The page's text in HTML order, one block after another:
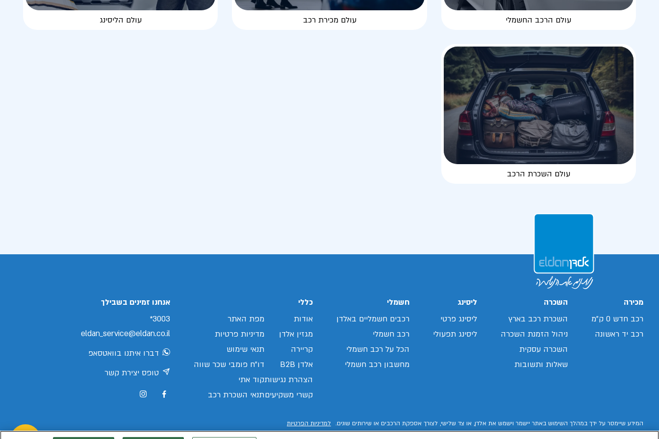
עולם הרכב החשמלי עולם מכירת רכב עולם הליסינג
עולם השכרת הרכב
מכירה
רכב חדש 0 ק"מ
רכב יד ראשונה
השכרה
השכרת רכב בארץ
ניהול הזמנת השכרה
השכרה עסקית
שאלות ותשובות
ליסינג
ליסינג פרטי
ליסינג תפעולי
חשמלי
רכבים חשמליים באלדן
רכב חשמלי
הכל על רכב חשמלי
מחשבון רכב חשמלי
כללי
אודות
מגזין אלדן
קריירה
אלדן B2B
הצהרת נגישות
קשרי משקיעים
מפת האתר
מדיניות פרטיות
תנאי שימוש
דו"ח פומבי שכר שווה
קוד אתי
תנאי השכרת רכב
אנחנו זמינים בשבילך
3003*
eldan_service@eldan.co.il
דברו איתנו בוואטסאפ
טופס יצירת קשר
המידע שיימסר על ידך במהלך השימוש באתר יישמר וישמש את אלדן, או צד שלישי, לצורך אספקת הרכבים או שירותים שונים. למדיניות הפרטיות